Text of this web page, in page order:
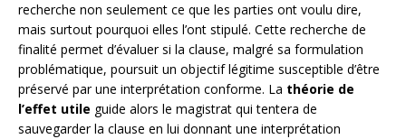
recherche non seulement ce que les parties ont voulu dire,
mais surtout pourquoi elles l’ont stipulé. Cette recherche de
finalité permet d’évaluer si la clause, malgré sa formulation
problématique, poursuit un objectif légitime susceptible d’être
préservé par une interprétation conforme. La théorie de
l’effet utile guide alors le magistrat qui tentera de
sauvegarder la clause en lui donnant une interprétation